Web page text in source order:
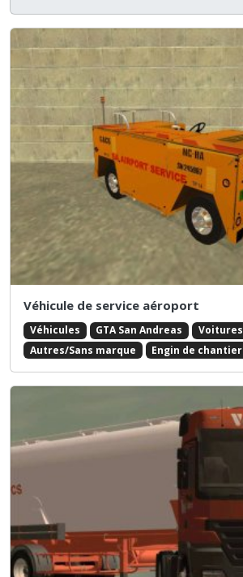
Véhicule de service aéroport
Véhicules GTA San Andreas
Voitures
Autres/Sans marque
Engin de chantier